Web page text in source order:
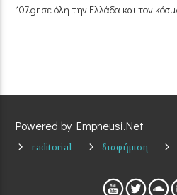
107.gr σε όλη την Ελλάδα και τον
Powered by Empneusi.Net
raditorial διαφήμιση